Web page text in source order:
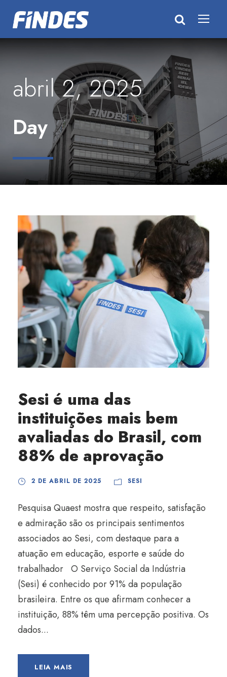
abril 2, 2025
Day
Sesi é uma das
instituições mais bem
avaliadas do Brasil, com
88% de aprovação
2 DE ABRIL DE 2025 SESI
Pesquisa Quaest mostra que respeito, satisfação
e admiração são os principais sentimentos
associados ao Sesi, com destaque para a
atuação em educação, esporte e saúde do
trabalhador O Serviço Social da Indústria
(Sesi) é conhecido por 91% da população
brasileira. Entre os que afirmam conhecer a
instituição, 88% têm uma percepção positiva. Os
dados...
LEIA MAIS